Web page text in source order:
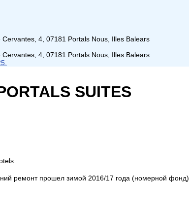
4, 07181 Portals Nous, Illes Balears
4, 07181 Portals Nous, Illes Balears
SUITES
ремонт прошел зимой 2016/17 года (номерной фонд)